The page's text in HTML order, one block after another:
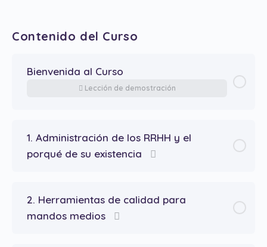
Contenido del Curso
Bienvenida al Curso
Lección de demostración
1. Administración de los RRHH y el
porqué de su existencia
2. Herramientas de calidad para
mandos medios